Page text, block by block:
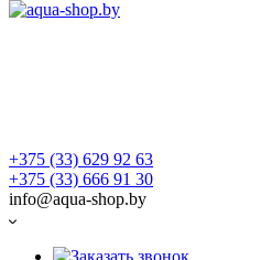
+375 (33) 629 92 63
+375 (33) 666 91 30
info@aqua-shop.by